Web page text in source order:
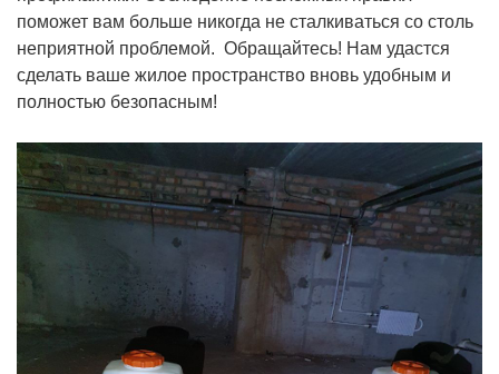
поможет вам больше никогда не сталкиваться со столь
неприятной проблемой. Обращайтесь! Нам удастся
сделать ваше жилое пространство вновь удобным и
полностью безопасным!